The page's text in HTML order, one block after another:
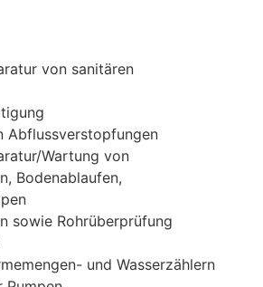
von sanitären
Abflussverstopfungen
Wartung von
Bodenablaufen,
sowie Rohrüberprüfung
und Wasserzählern